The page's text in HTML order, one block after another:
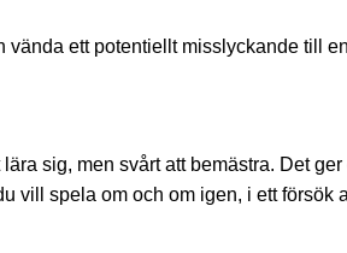
ett potentiellt misslyckande till
sig, men svårt att bemästra. Det
vill spela om och om igen, i ett försök